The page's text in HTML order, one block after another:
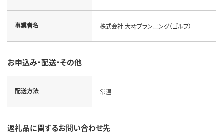
事業者名 株式会社 大祐プランニング（ゴルフ）
お申込み・配送・その他
配送方法 常温
返礼品に関するお問い合わせ先